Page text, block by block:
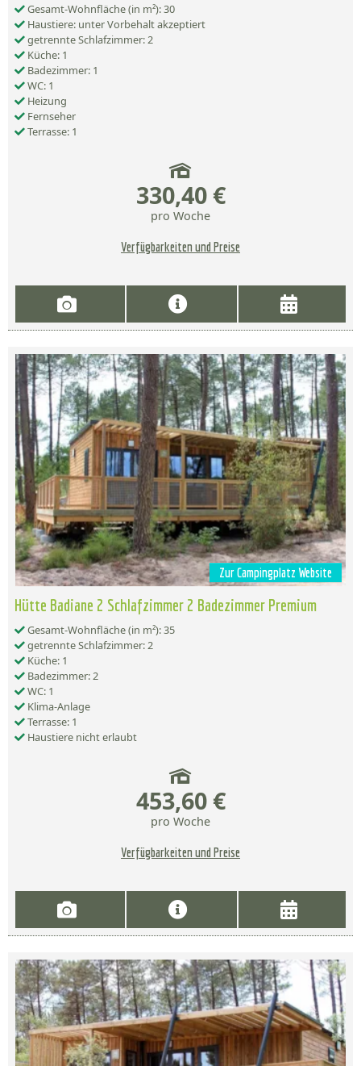
Gesamt-Wohnfläche (in m²): 30
Haustiere: unter Vorbehalt akzeptiert
getrennte Schlafzimmer: 2
Küche: 1
Badezimmer: 1
WC: 1
Heizung
Fernseher
Terrasse: 1
330,40 €
pro Woche
Verfügbarkeiten und Preise
Zur Campingplatz Website
Hütte Badiane 2 Schlafzimmer 2 Badezimmer Premium
Gesamt-Wohnfläche (in m²): 35
getrennte Schlafzimmer: 2
Küche: 1
Badezimmer: 2
WC: 1
Klima-Anlage
Terrasse: 1
Haustiere nicht erlaubt
453,60 €
pro Woche
Verfügbarkeiten und Preise